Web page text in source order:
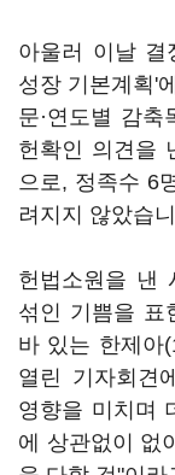
아울러 이날 결
성장 기본계획'
문·연도별 감축
헌확인 의견을
으로, 정족수 6
려지지 않았습
헌법소원을 낸
섞인 기쁨을 표
바 있는 한제아
열린 기자회견
영향을 미치며
에 상관없이 없